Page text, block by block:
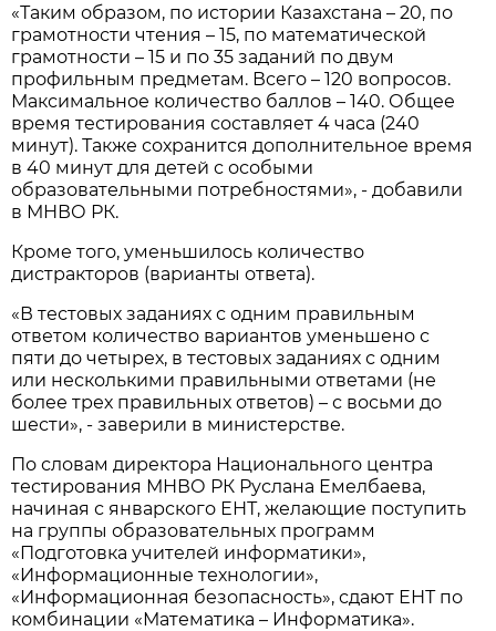
«Таким образом, по истории Казахстана – 20, по
грамотности чтения – 15, по математической
грамотности – 15 и по 35 заданий по двум
профильным предметам. Всего – 120 вопросов.
Максимальное количество баллов – 140. Общее
время тестирования составляет 4 часа (240
минут). Также сохранится дополнительное время
в 40 минут для детей с особыми
образовательными потребностями», - добавили
в МНВО РК.
Кроме того, уменьшилось количество
дистракторов (варианты ответа).
«В тестовых заданиях с одним правильным
ответом количество вариантов уменьшено с
пяти до четырех, в тестовых заданиях с одним
или несколькими правильными ответами (не
более трех правильных ответов) – с восьми до
шести», - заверили в министерстве.
По словам директора Национального центра
тестирования МНВО РК Руслана Емелбаева,
начиная с январского ЕНТ, желающие поступить
на группы образовательных программ
«Подготовка учителей информатики»,
«Информационные технологии»,
«Информационная безопасность», сдают ЕНТ по
комбинации «Математика – Информатика».